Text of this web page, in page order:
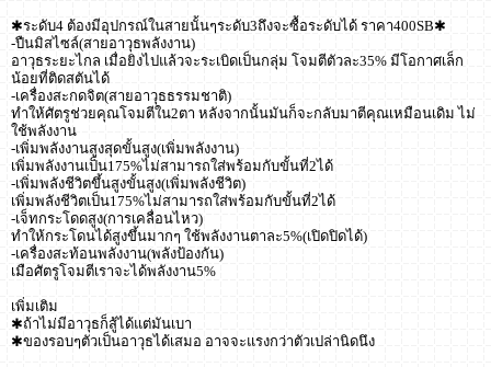
✱ระดับ4 ต้องมีอุปกรณ์ในสายนั้นๆระดับ3ถึงจะซื้อระดับได้ ราคา400SB✱
-ปืนมิสไซล์(สายอาวุธพลังงาน)
อาวุธระยะไกล เมื่อยิงไปแล้วจะระเบิดเป็นกลุ่ม โจมตีตัวละ35% มีโอกาศเล็ก
น้อยที่ติดสตันได้
-เครื่องสะกดจิต(สายอาวุธธรรมชาติ)
ทำให้ศัตรูช่วยคุณโจมตีใน2ตา หลังจากนั้นมันก็จะกลับมาตีคุณเหมือนเดิม ไม่
ใช้พลังงาน
-เพิ่มพลังงานสูงสุดขั้นสูง(เพิ่มพลังงาน)
เพิ่มพลังงานเป็น175%ไม่สามารถใส่พร้อมกับขั้นที่2ได้
-เพิ่มพลังชีวิตขึ้นสูงขั้นสูง(เพิ่มพลังชีวิต)
เพิ่มพลังชีวิตเป็น175%ไม่สามารถใส่พร้อมกับขั้นที่2ได้
-เจ็ทกระโดดสูง(การเคลื่อนไหว)
ทำให้กระโดนได้สูงขึ้นมากๆ ใช้พลังงานตาละ5%(เปิดปิดได้)
-เครื่องสะท้อนพลังงาน(พลังป้องกัน)
เมือศัตรูโจมตีเราจะได้พลังงาน5%
เพิ่มเติม
✱ถ้าไม่มีอาวุธก็สู้ได้แต่มันเบา
✱ของรอบๆตัวเป็นอาวุธได้เสมอ อาจจะแรงกว่าตัวเปล่านิดนึง